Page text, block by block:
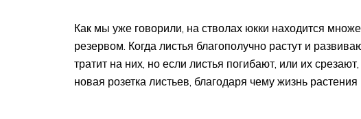
Как мы уже говорили, на стволах юкки находится
резервом. Когда листья благополучно растут и
тратит на них, но если листья погибают, или их
новая розетка листьев, благодаря чему жизнь